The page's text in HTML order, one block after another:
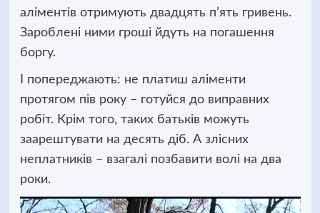
аліментів отримують двадцять п’ять гривень.
Зароблені ними гроші йдуть на погашення
боргу.
І попереджають: не платиш аліменти
протягом пів року – готуйся до виправних
робіт. Крім того, таких батьків можуть
заарештувати на десять діб. А злісних
неплатників – взагалі позбавити волі на два
роки.
Відеопрогравач